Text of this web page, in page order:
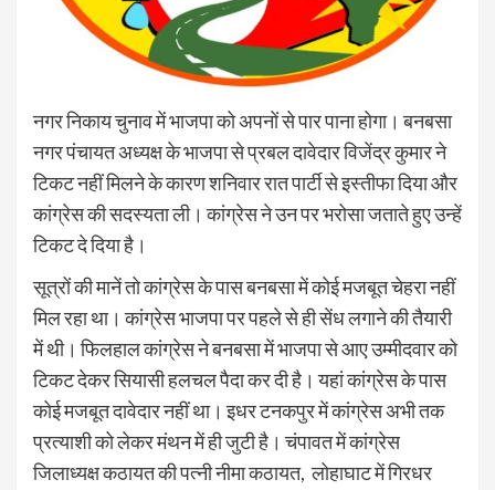
नगर निकाय चुनाव में भाजपा को अपनों से पार पाना होगा। बनबसा
नगर पंचायत अध्यक्ष के भाजपा से प्रबल दावेदार विजेंद्र कुमार ने
टिकट नहीं मिलने के कारण शनिवार रात पार्टी से इस्तीफा दिया और
कांग्रेस की सदस्यता ली। कांग्रेस ने उन पर भरोसा जताते हुए उन्हें
टिकट दे दिया है।
सूत्रों की मानें तो कांग्रेस के पास बनबसा में कोई मजबूत चेहरा नहीं
मिल रहा था। कांग्रेस भाजपा पर पहले से ही सेंध लगाने की तैयारी
में थी। फिलहाल कांग्रेस ने बनबसा में भाजपा से आए उम्मीदवार को
टिकट देकर सियासी हलचल पैदा कर दी है। यहां कांग्रेस के पास
कोई मजबूत दावेदार नहीं था। इधर टनकपुर में कांग्रेस अभी तक
प्रत्याशी को लेकर मंथन में ही जुटी है। चंपावत में कांग्रेस
जिलाध्यक्ष कठायत की पत्नी नीमा कठायत, लोहाघाट में गिरधर